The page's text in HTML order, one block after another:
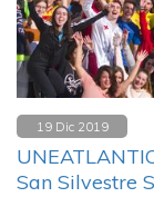
19 Dic 2019
San Silvestre